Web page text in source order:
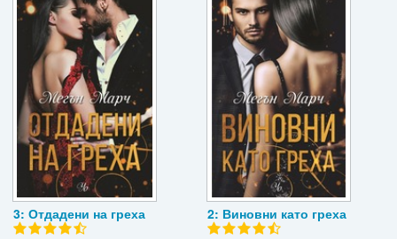
3: Отдадени на греха 2: Виновни като греха